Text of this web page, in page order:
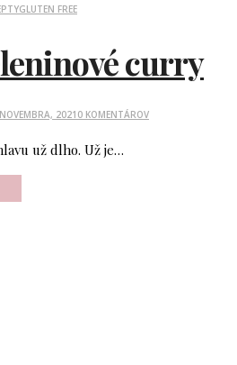
GLUTEN FREE
curry
2021 0 KOMENTÁROV
už dlho. Už je…